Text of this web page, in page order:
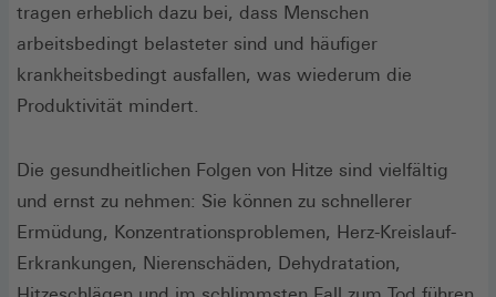
tragen erheblich dazu bei, dass Menschen
arbeitsbedingt belasteter sind und häufiger
krankheitsbedingt ausfallen, was wiederum die
Produktivität mindert.
Die gesundheitlichen Folgen von Hitze sind vielfältig
und ernst zu nehmen: Sie können zu schnellerer
Ermüdung, Konzentrationsproblemen, Herz-Kreislauf-
Erkrankungen, Nierenschäden, Dehydratation,